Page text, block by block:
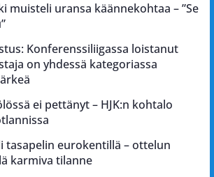
muisteli uransa käännekohtaa – ”Se
Konferenssiliigassa loistanut
on yhdessä kategoriassa
ei pettänyt – HJK:n kohtalo
tasapelin eurokentillä – ottelun
karmiva tilanne